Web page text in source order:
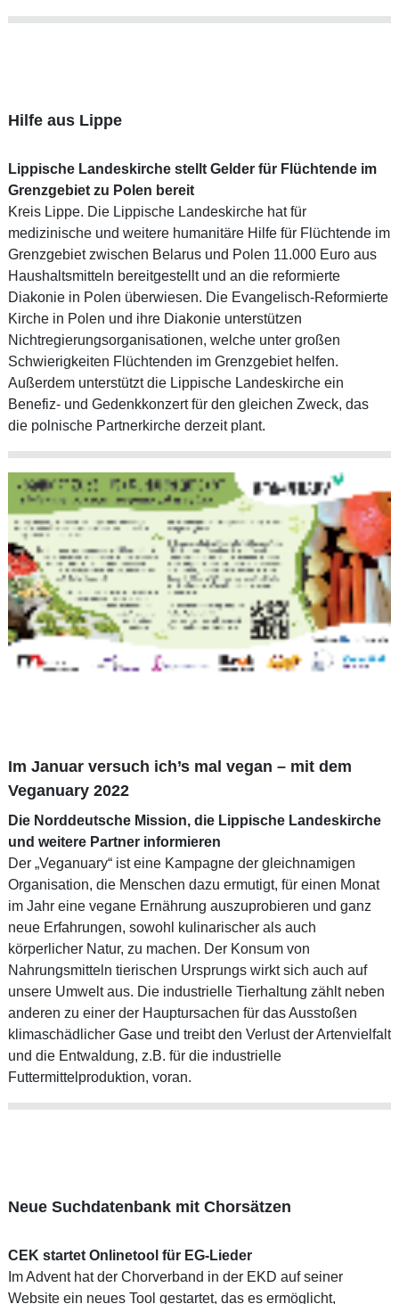
Hilfe aus Lippe
Lippische Landeskirche stellt Gelder für Flüchtende im
Grenzgebiet zu Polen bereit
Kreis Lippe. Die Lippische Landeskirche hat für
medizinische und weitere humanitäre Hilfe für Flüchtende im
Grenzgebiet zwischen Belarus und Polen 11.000 Euro aus
Haushaltsmitteln bereitgestellt und an die reformierte
Diakonie in Polen überwiesen. Die Evangelisch-Reformierte
Kirche in Polen und ihre Diakonie unterstützen
Nichtregierungsorganisationen, welche unter großen
Schwierigkeiten Flüchtenden im Grenzgebiet helfen.
Außerdem unterstützt die Lippische Landeskirche ein
Benefiz- und Gedenkkonzert für den gleichen Zweck, das
die polnische Partnerkirche derzeit plant.
Im Januar versuch ich’s mal vegan – mit dem
Veganuary 2022
Die Norddeutsche Mission, die Lippische Landeskirche
und weitere Partner informieren
Der „Veganuary“ ist eine Kampagne der gleichnamigen
Organisation, die Menschen dazu ermutigt, für einen Monat
im Jahr eine vegane Ernährung auszuprobieren und ganz
neue Erfahrungen, sowohl kulinarischer als auch
körperlicher Natur, zu machen. Der Konsum von
Nahrungsmitteln tierischen Ursprungs wirkt sich auch auf
unsere Umwelt aus. Die industrielle Tierhaltung zählt neben
anderen zu einer der Hauptursachen für das Ausstoßen
klimaschädlicher Gase und treibt den Verlust der Artenvielfalt
und die Entwaldung, z.B. für die industrielle
Futtermittelproduktion, voran.
Neue Suchdatenbank mit Chorsätzen
CEK startet Onlinetool für EG-Lieder
Im Advent hat der Chorverband in der EKD auf seiner
Website ein neues Tool gestartet, das es ermöglicht,